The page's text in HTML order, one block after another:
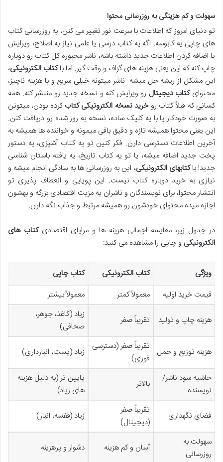
سهولت و کم هزینگی به روزرسانی محتوا
تو دنیای امروز که اطلاعات با سرعت نور تغییر می کنن، به روزرسانی کتاب
های چاپی یه کابوسه. اگه یه کتاب درسی یا علمی نیاز به اصلاح، ویرایش
یا اضافه کردن اطلاعات جدید داشته باشه، ناشر مجبوره کل کتاب رو دوباره
چاپ کنه که این یعنی هزینه های گزاف و وقت گیر. اما باکتاب الکترونیکی،
این مشکل از ریشه حل میشه. ناشر میتونه خیلی سریع و با هزینه ناچیز،
محتوایکتاب دیجیتال رو ویرایش کنه و نسخه جدید رو منتشر کنه. همه
کسانی که قبلاً کتاب روخرید نسخه الکترونیکی کتابکرده بودن، میتونن
به صورت خودکار یا با یه کلیک ساده، نسخه به روز شده رو دریافت کنن.
این یعنی محتوا همیشه تازه و دقیق باقی میمونه و خواننده ها همیشه به
آخرین اطلاعات دسترسی دارن. فکر کنین تو یه کتاب آشپزی، یه دستور
پخت جدید اضافه میشه، یا تو یه کتاب تاریخ، یه یافته باستان شناسی
جدید! باکتابهای الکترونیکی، این به روزرسانی ها به سادگی انجام میشه و
نیازی به خرید دوباره کتاب نیست. این پویایی و انعطاف پذیری تو
انتشار محتوا، برای نویسندگان و ناشران یه مزیت اقتصادی بزرگه و بهشون
اجازه میده محتوای خودشون رو همیشه مرتبط و جذاب نگه دارن.
در جدول زیر، مقایسه اجمالی هزینه ها و مزایای اقتصادیکتاب های
الکترونیکی و چاپی را مشاهده می کنید:
ویژگی کتاب الکترونیکی
کتاب چاپی
قیمت خرید اولیه
معمولاً کمتر معمولاً بیشتر
هزینه چاپ و تولید تقریباً صفر
زیاد (کاغذ، جوهر،
صحافی)
هزینه توزیع و حمل
تقریباً صفر (دسترسی
فوری)
زیاد (پست، انبارداری)
حاشیه سود ناشر/
نویسنده
بالاتر
پایین تر (به دلیل هزینه
های زیاد)
فضای نگهداری
تقریباً صفر
(دیجیتال)
زیاد (قفسه، انبار)
سهولت به
روزرسانی
آسان و کم هزینه دشوار و پرهزینه